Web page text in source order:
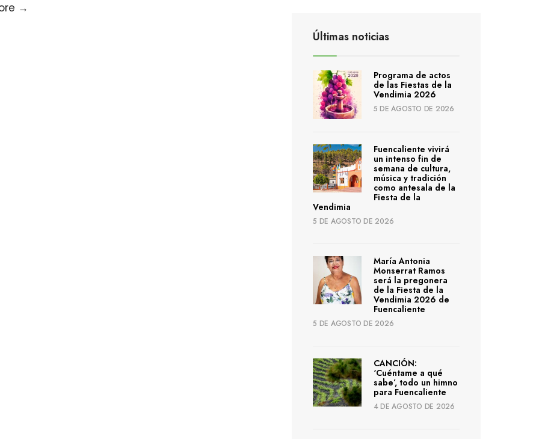
→
Últimas noticias
Programa de actos
de las Fiestas de la
Vendimia 2026
5 DE AGOSTO DE 2026
Fuencaliente vivirá
un intenso fin de
semana de cultura,
música y tradición
como antesala de la
Fiesta de la
Vendimia
5 DE AGOSTO DE 2026
María Antonia
Monserrat Ramos
será la pregonera
de la Fiesta de la
Vendimia 2026 de
Fuencaliente
5 DE AGOSTO DE 2026
CANCIÓN:
‘Cuéntame a qué
sabe’, todo un himno
para Fuencaliente
4 DE AGOSTO DE 2026